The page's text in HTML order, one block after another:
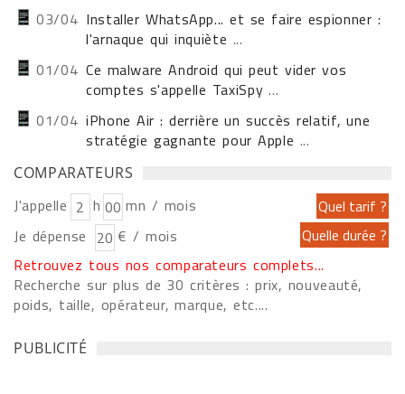
03/04 Installer WhatsApp... et se faire espionner :
l'arnaque qui inquiète ...
01/04 Ce malware Android qui peut vider vos
comptes s'appelle TaxiSpy...
01/04 iPhone Air : derrière un succès relatif, une
stratégie gagnante pour Apple ...
COMPARATEURS
J'appelle h
mn / mois
Je dépense
€ / mois
Retrouvez tous nos comparateurs complets...
Recherche sur plus de 30 critères : prix, nouveauté,
poids, taille, opérateur, marque, etc....
PUBLICITÉ